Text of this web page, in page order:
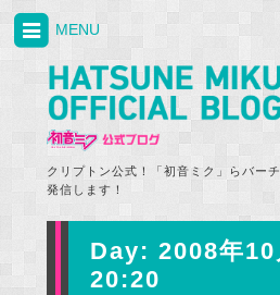
クリプトン公式！「初音ミク」らバー
発信します！
MENU
Day: 2008年10
20:20